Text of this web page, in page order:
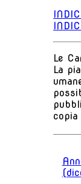
Le
La